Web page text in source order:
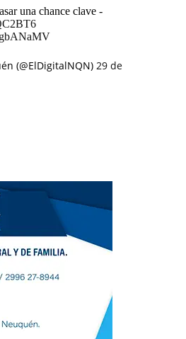
una chance clave -
(@ElDigitalNQN) 29 de